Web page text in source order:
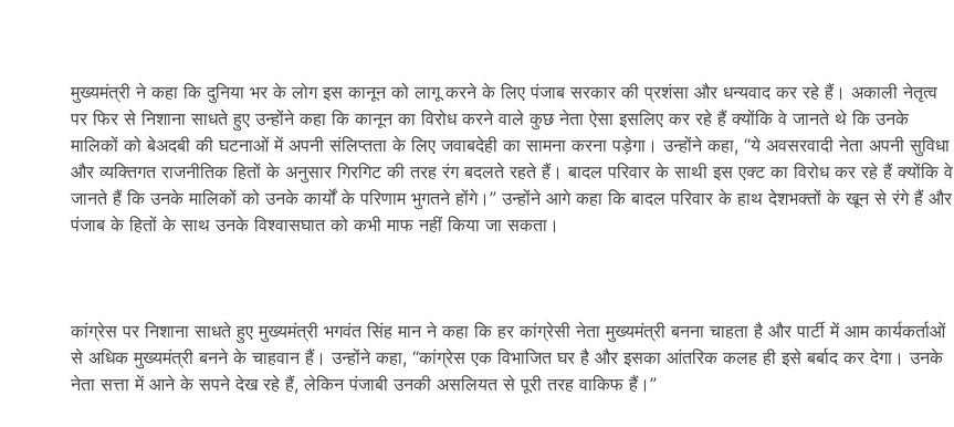
मुख्यमंत्री ने कहा कि दुनिया भर के लोग इस कानून को लागू करने के लिए पंजाब सरकार की प्रशंसा और धन्यवाद कर रहे हैं। अकाली नेतृत्व
पर फिर से निशाना साधते हुए उन्होंने कहा कि कानून का विरोध करने वाले कुछ नेता ऐसा इसलिए कर रहे हैं क्योंकि वे जानते थे कि उनके
मालिकों को बेअदबी की घटनाओं में अपनी संलिप्तता के लिए जवाबदेही का सामना करना पड़ेगा। उन्होंने कहा, “ये अवसरवादी नेता अपनी सुविधा
और व्यक्तिगत राजनीतिक हितों के अनुसार गिरगिट की तरह रंग बदलते रहते हैं। बादल परिवार के साथी इस एक्ट का विरोध कर रहे हैं क्योंकि वे
जानते हैं कि उनके मालिकों को उनके कार्यों के परिणाम भुगतने होंगे।” उन्होंने आगे कहा कि बादल परिवार के हाथ देशभक्तों के खून से रंगे हैं और
पंजाब के हितों के साथ उनके विश्वासघात को कभी माफ नहीं किया जा सकता।
कांग्रेस पर निशाना साधते हुए मुख्यमंत्री भगवंत सिंह मान ने कहा कि हर कांग्रेसी नेता मुख्यमंत्री बनना चाहता है और पार्टी में आम कार्यकर्ताओं
से अधिक मुख्यमंत्री बनने के चाहवान हैं। उन्होंने कहा, “कांग्रेस एक विभाजित घर है और इसका आंतरिक कलह ही इसे बर्बाद कर देगा। उनके
नेता सत्ता में आने के सपने देख रहे हैं, लेकिन पंजाबी उनकी असलियत से पूरी तरह वाकिफ हैं।”